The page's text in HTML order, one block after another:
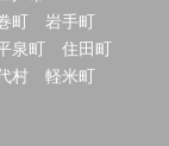
町
岩手町
泉町
住田町
村
軽米町